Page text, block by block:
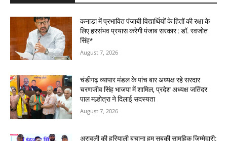
कनाडा में प्रभावित पंजाबी विद्यार्थियों के हितों की रक्षा के
लिए हरसंभव प्रयास करेगी पंजाब सरकार : डॉ. रवजोत
सिंह*
August 7, 2026
चंडीगढ़ व्यापार मंडल के पांच बार अध्यक्ष रहे सरदार
चरणजीव सिंह भाजपा में शामिल, प्रदेश अध्यक्ष जतिंदर
पाल मल्होत्रा ने दिलाई सदस्यता
August 7, 2026
अरावली की हरियाली बचाना हम सबकी सामूहिक जिम्मेदारी: